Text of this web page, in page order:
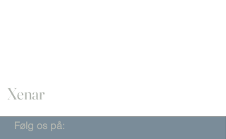
Xenar
Følg os på: